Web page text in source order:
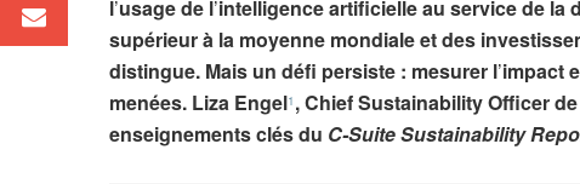
l’usage de l’intelligence artificielle au service de la
supérieur à la moyenne mondiale et des
distingue. Mais un défi persiste : mesurer l’impact
menées. Liza Engel1 , Chief Sustainability Officer
enseignements clés du C-Suite Sustainability